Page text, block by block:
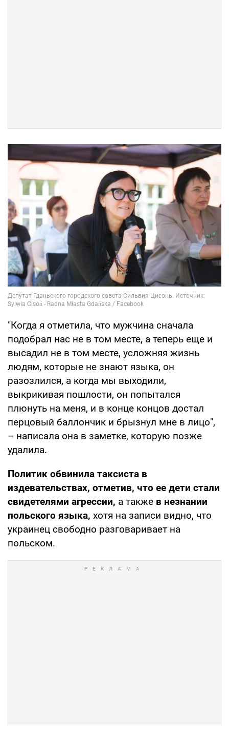
"Когда я отметила, что мужчина сначала
подобрал нас не в том месте, а теперь еще и
высадил не в том месте, усложняя жизнь
людям, которые не знают языка, он
разозлился, а когда мы выходили,
выкрикивая пошлости, он попытался
плюнуть на меня, и в конце концов достал
перцовый баллончик и брызнул мне в лицо",
– написала она в заметке, которую позже
удалила.
Политик обвинила таксиста в
издевательствах, отметив, что ее дети стали
свидетелями агрессии, а также в незнании
польского языка, хотя на записи видно, что
украинец свободно разговаривает на
польском.